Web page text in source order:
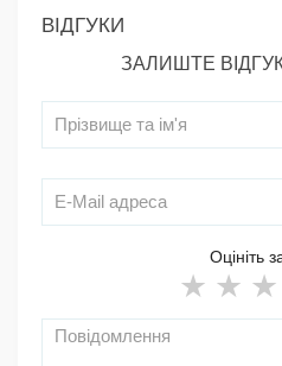
ВІДГУКИ
ЗАЛИШТЕ
Оцініть